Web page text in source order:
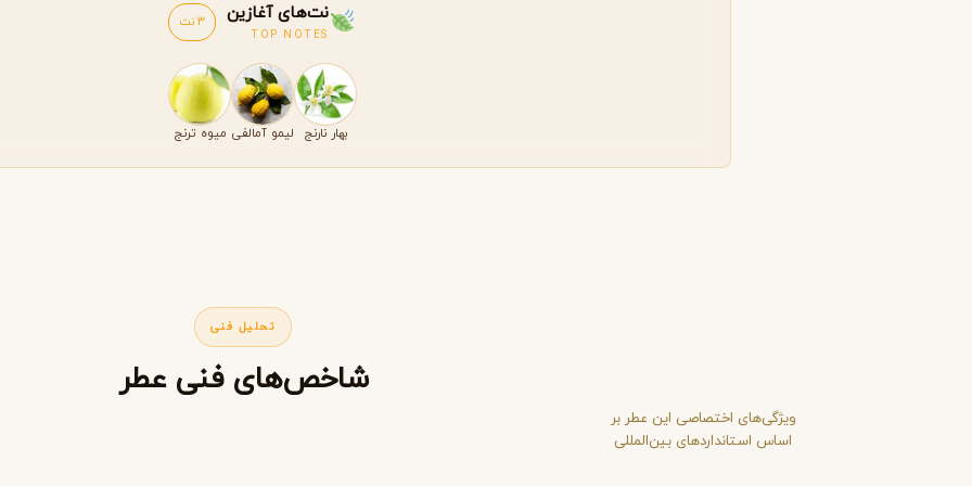
نت‌های آغازین
TOP NOTES
3 نت
بهار نارنج لیمو آمالفی میوه ترنج
تحلیل فنی
شاخص‌های فنی عطر
ویژگی‌های اختصاصی این عطر بر
اساس استانداردهای بین‌المللی